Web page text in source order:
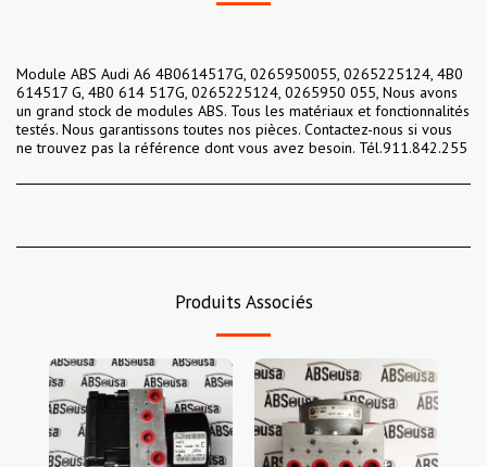
Module ABS Audi A6 4B0614517G, 0265950055, 0265225124, 4B0
614517 G, 4B0 614 517G, 0265225124, 0265950 055, Nous avons
un grand stock de modules ABS. Tous les matériaux et fonctionnalités
testés. Nous garantissons toutes nos pièces. Contactez-nous si vous
ne trouvez pas la référence dont vous avez besoin. Tél.911.842.255
Produits Associés